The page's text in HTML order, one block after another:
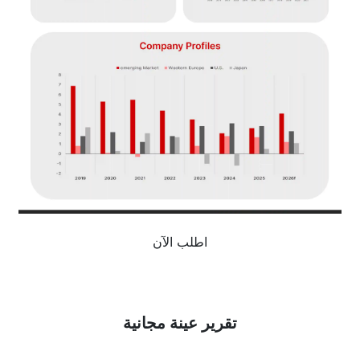
اطلب الآن
تقرير عينة مجانية